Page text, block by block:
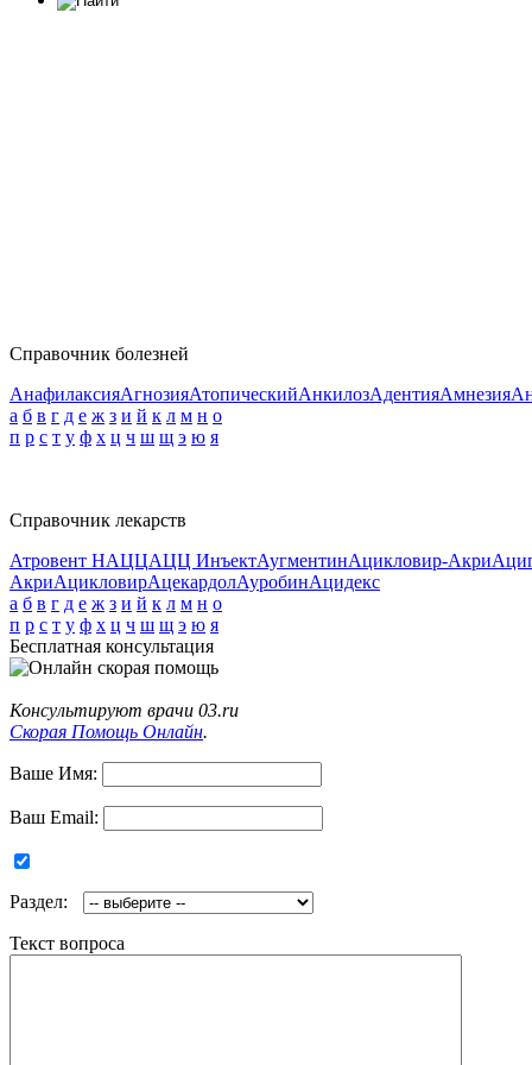
Справочник болезней
АнафилаксияАгнозияАтопическийАнкилозАдентияАмнезия
а б в г д е ж з и й к л м н о
п р с т у ф х ц ч ш щ э ю я
Справочник лекарств
Атровент НАЦЦАЦЦ ИнъектАугментинАцикловир-Акри
АкриАцикловирАцекардолАуробинАцидекс
а б в г д е ж з и й к л м н о
п р с т у ф х ц ч ш щ э ю я
Бесплатная консультация
Консультируют врачи 03.ru
Скорая Помощь Онлайн.
Ваше Имя:
Ваш Email:
Раздел:
Текст вопроса